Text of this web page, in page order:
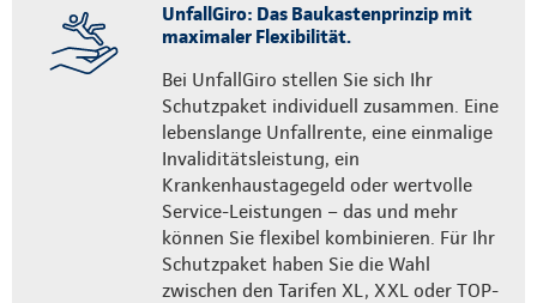
UnfallGiro: Das Baukastenprinzip mit
maximaler Flexibilität.
Bei UnfallGiro stellen Sie sich Ihr
Schutzpaket individuell zusammen. Eine
lebenslange Unfallrente, eine einmalige
Invaliditätsleistung, ein
Krankenhaustagegeld oder wertvolle
Service-Leistungen – das und mehr
können Sie flexibel kombinieren. Für Ihr
Schutzpaket haben Sie die Wahl
zwischen den Tarifen XL, XXL oder TOP-